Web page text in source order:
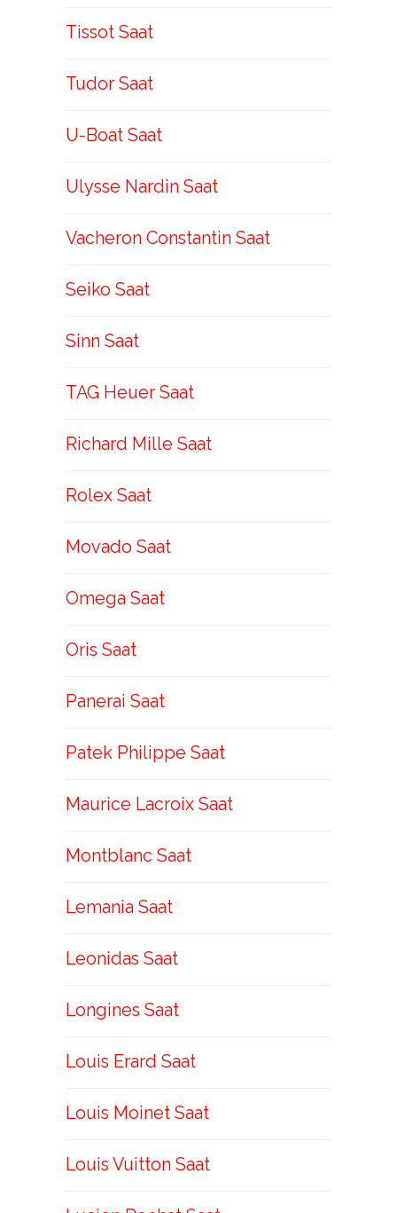
Tissot Saat
Tudor Saat
U-Boat Saat
Ulysse Nardin Saat
Vacheron Constantin Saat
Seiko Saat
Sinn Saat
TAG Heuer Saat
Richard Mille Saat
Rolex Saat
Movado Saat
Omega Saat
Oris Saat
Panerai Saat
Patek Philippe Saat
Maurice Lacroix Saat
Montblanc Saat
Lemania Saat
Leonidas Saat
Longines Saat
Louis Erard Saat
Louis Moinet Saat
Louis Vuitton Saat